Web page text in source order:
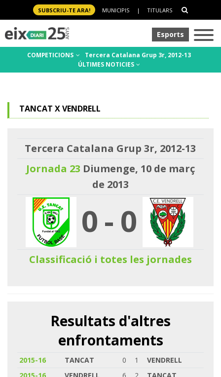
SUBSCRIU-TE ARA! MUNICIPIS | TITULARS
Esports
COMPETICIONS
Tercera Catalana Grup 3r, 2012-13
ÚLTIMES NOTICIES
TANCAT X VENDRELL
Tercera Catalana Grup 3r, 2012-13
Jornada 23 Diumenge, 10 de març
de 2013
0- 0
Classificació i totes les jornades
Resultats d'altres
enfrontaments
2015-16 TANCAT 0 1
VENDRELL